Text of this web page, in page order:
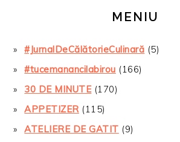
MENIU
#JurnalDeCălătorieCulinară (5)
#tucemanancilabirou (166)
30 DE MINUTE(170)
APPETIZER(115)
ATELIERE DE GATIT (9)